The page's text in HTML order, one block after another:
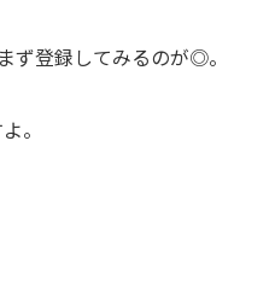
ず登録してみるのが◎。
。